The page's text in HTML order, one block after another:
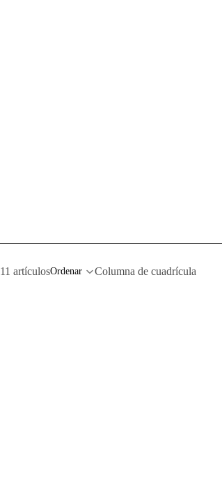
11 artículosOrdenar Columna de cuadrícula